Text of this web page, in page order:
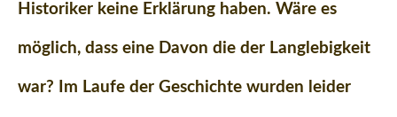
Historiker keine Erklärung haben. Wäre es
möglich, dass eine Davon die der Langlebigkeit
war? Im Laufe der Geschichte wurden leider